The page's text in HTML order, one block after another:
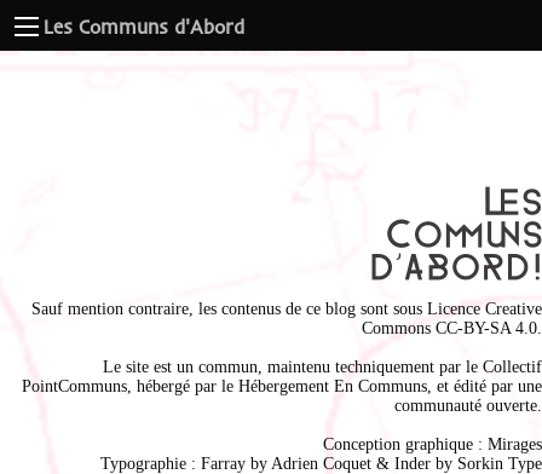
Les Communs d'Abord
Sauf mention contraire, les contenus de ce blog sont sous Licence Creative
Commons CC-BY-SA 4.0
Le site est un commun, maintenu techniquement par le Collectif
PointCommuns , hébergé par le Hébergement En Communs , et édité par une
communauté ouverte.
Conception graphique : Mirages
Typographie : Farray by Adrien Coquet & Inder by Sorkin Type